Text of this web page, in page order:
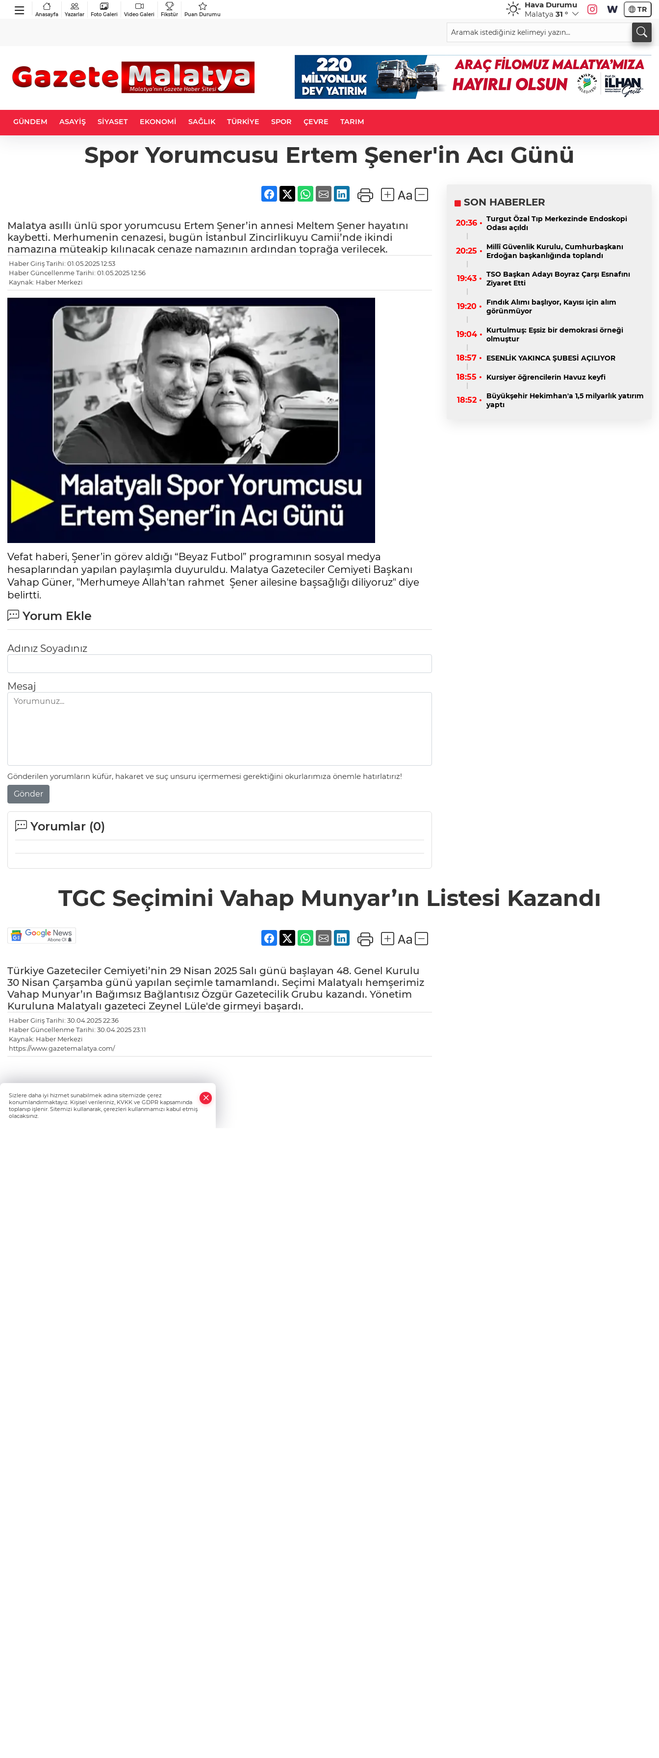
Anasayfa Yazarlar Foto Galeri Video Galeri Fikstür Puan Durumu
Hava Durumu
Malatya 31 ° TR
GÜNDEM ASAYİŞ SİYASET EKONOMİ SAĞLIK TÜRKİYE SPOR ÇEVRE TARIM
Spor Yorumcusu Ertem Şener'in Acı Günü
Malatya asıllı ünlü spor yorumcusu Ertem Şener’in annesi Meltem Şener hayatını
kaybetti. Merhumenin cenazesi, bugün İstanbul Zincirlikuyu Camii’nde ikindi
namazına müteakip kılınacak cenaze namazının ardından toprağa verilecek.
Haber Giriş Tarihi: 01.05.2025 12:53
Haber Güncellenme Tarihi: 01.05.2025 12:56
Kaynak: Haber Merkezi
Vefat haberi, Şener’in görev aldığı “Beyaz Futbol” programının sosyal medya
hesaplarından yapılan paylaşımla duyuruldu. Malatya Gazeteciler Cemiyeti Başkanı
Vahap Güner, "Merhumeye Allah'tan rahmet Şener ailesine başsağlığı diliyoruz" diye
belirtti.
Yorum Ekle
Adınız Soyadınız
Mesaj
Gönderilen yorumların küfür, hakaret ve suç unsuru içermemesi gerektiğini okurlarımıza önemle hatırlatırız!
Gönder
Yorumlar (0)
SON HABERLER
20:36 • Turgut Özal Tıp Merkezinde Endoskopi
Odası açıldı
20:25 • Millî Güvenlik Kurulu, Cumhurbaşkanı
Erdoğan başkanlığında toplandı
19:43 • TSO Başkan Adayı Boyraz Çarşı Esnafını
Ziyaret Etti
19:20 •
Fındık Alımı başlıyor, Kayısı için alım
görünmüyor
19:04 • Kurtulmuş: Eşsiz bir demokrasi örneği
olmuştur
18:57 • ESENLİK YAKINCA ŞUBESİ AÇILIYOR
18:55 • Kursiyer öğrencilerin Havuz keyfi
18:52 •
Büyükşehir Hekimhan'a 1,5 milyarlık yatırım
yaptı
TGC Seçimini Vahap Munyar’ın Listesi Kazandı
Türkiye Gazeteciler Cemiyeti’nin 29 Nisan 2025 Salı günü başlayan 48. Genel Kurulu
30 Nisan Çarşamba günü yapılan seçimle tamamlandı. Seçimi Malatyalı hemşerimiz
Vahap Munyar’ın Bağımsız Bağlantısız Özgür Gazetecilik Grubu kazandı. Yönetim
Kuruluna Malatyalı gazeteci Zeynel Lüle'de girmeyi başardı.
Haber Giriş Tarihi: 30.04.2025 22:36
Haber Güncellenme Tarihi: 30.04.2025 23:11
Kaynak: Haber Merkezi
https://www.gazetemalatya.com/
Sizlere daha iyi hizmet sunabilmek adına sitemizde çerez
konumlandırmaktayız. Kişisel verileriniz, KVKK ve GDPR kapsamında
toplanıp işlenir. Sitemizi kullanarak, çerezleri kullanmamızı kabul etmiş
olacaksınız.
Whatsapp